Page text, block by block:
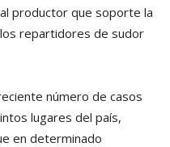
productor que soporte la
repartidores de sudor
número de casos
lugares del país,
en determinado